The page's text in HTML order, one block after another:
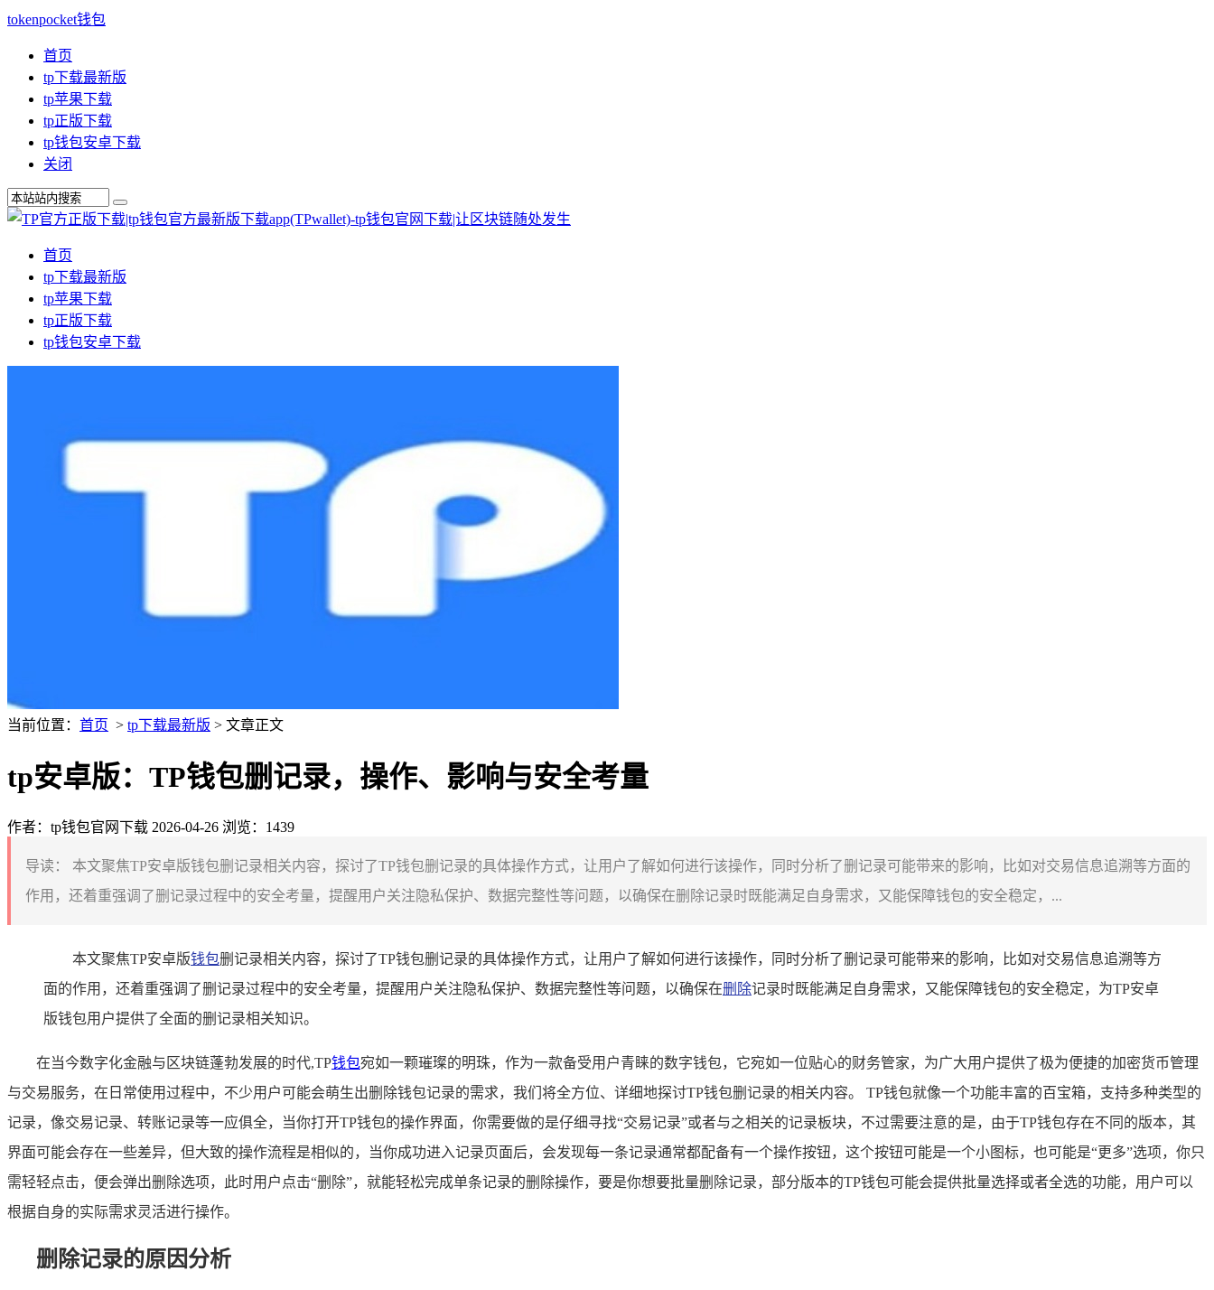
tokenpocket钱包
首页
tp下载最新版
tp苹果下载
tp正版下载
tp钱包安卓下载
关闭
首页
tp下载最新版
tp苹果下载
tp正版下载
tp钱包安卓下载
当前位置： 首页 > tp下载最新版 > 文章正文
tp安卓版：TP钱包删记录，操作、影响与安全考量
作者：tp钱包官网下载 2026-04-26 浏览：1439
导读：
本文聚焦TP安卓版钱包删记录相关内容，探讨了TP钱包删记录的具体操作方式，让用户了解如何进行该操作，同时分析了删记录可能带来的影响，比如对交易信息追溯等方面的
作用，还着重强调了删记录过程中的安全考量，提醒用户关注隐私保护、数据完整性等问题，以确保在删除记录时既能满足自身需求，又能保障钱包的安全稳定，...
本文聚焦TP安卓版钱包删记录相关内容，探讨了TP钱包删记录的具体操作方式，让用户了解如何进行该操作，同时分析了删记录可能带来的影响，比如对交易信息追溯等方
面的作用，还着重强调了删记录过程中的安全考量，提醒用户关注隐私保护、数据完整性等问题，以确保在删除记录时既能满足自身需求，又能保障钱包的安全稳定，为TP安卓
版钱包用户提供了全面的删记录相关知识。
在当今数字化金融与区块链蓬勃发展的时代,TP钱包宛如一颗璀璨的明珠，作为一款备受用户青睐的数字钱包，它宛如一位贴心的财务管家，为广大用户提供了极为便捷的加密货币管理
与交易服务，在日常使用过程中，不少用户可能会萌生出删除钱包记录的需求，我们将全方位、详细地探讨TP钱包删记录的相关内容。 TP钱包就像一个功能丰富的百宝箱，支持多种类型的
记录，像交易记录、转账记录等一应俱全，当你打开TP钱包的操作界面，你需要做的是仔细寻找“交易记录”或者与之相关的记录板块，不过需要注意的是，由于TP钱包存在不同的版本，其
界面可能会存在一些差异，但大致的操作流程是相似的，当你成功进入记录页面后，会发现每一条记录通常都配备有一个操作按钮，这个按钮可能是一个小图标，也可能是“更多”选项，你只
需轻轻点击，便会弹出删除选项，此时用户点击“删除”，就能轻松完成单条记录的删除操作，要是你想要批量删除记录，部分版本的TP钱包可能会提供批量选择或者全选的功能，用户可以
根据自身的实际需求灵活进行操作。
删除记录的原因分析